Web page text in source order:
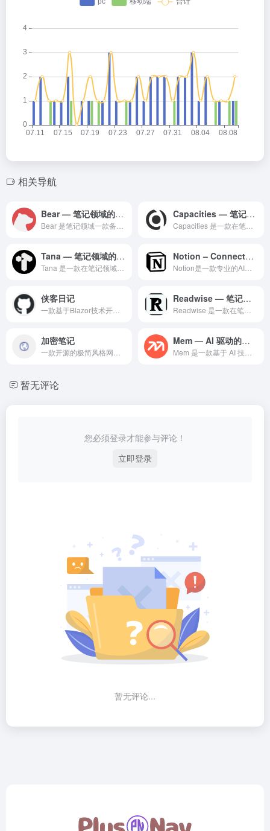
相关导航
Bear — 笔记领域的专业 AI 工具 Capacities — 笔记领域的专业 AI 工具
Tana — 笔记领域的专业 AI 工具 Notion – Connected Workspace
侠客日记 Readwise — 笔记领域的专业 AI 工具
加密笔记 Mem — AI 驱动的智能知识管理与笔记工具
暂无评论
您必须登录才能参与评论！
立即登录
暂无评论...